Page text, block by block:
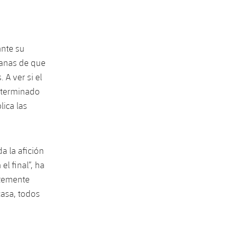
su
de que
A ver si el
las
la afición
final”, ha
todos